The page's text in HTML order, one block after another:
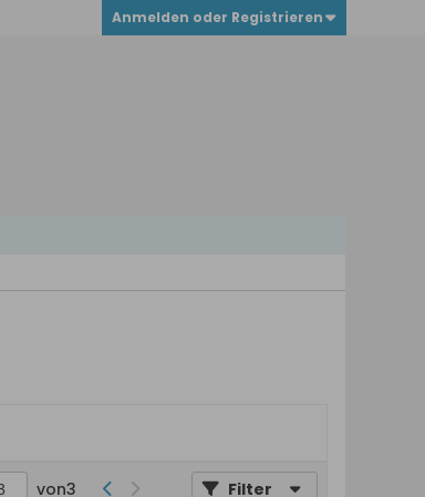
Anmelden oder Registrieren
von3 Filter